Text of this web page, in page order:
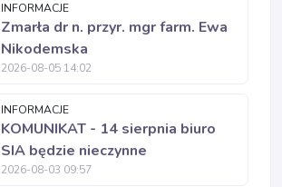
INFORMACJE
Zmarła dr n. przyr. mgr farm. Ewa
Nikodemska
2026-08-05 14:02
INFORMACJE
KOMUNIKAT - 14 sierpnia biuro
SIA będzie nieczynne
2026-08-03 09:57